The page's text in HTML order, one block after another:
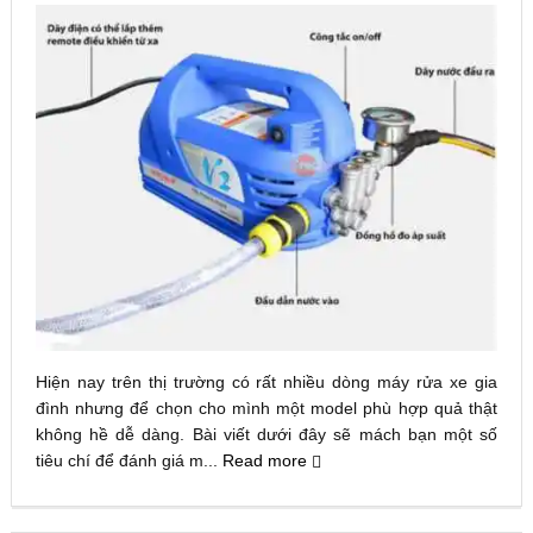
Hiện nay trên thị trường có rất nhiều dòng máy rửa xe gia
đình nhưng để chọn cho mình một model phù hợp quả thật
không hề dễ dàng. Bài viết dưới đây sẽ mách bạn một số
tiêu chí để đánh giá m... Read more